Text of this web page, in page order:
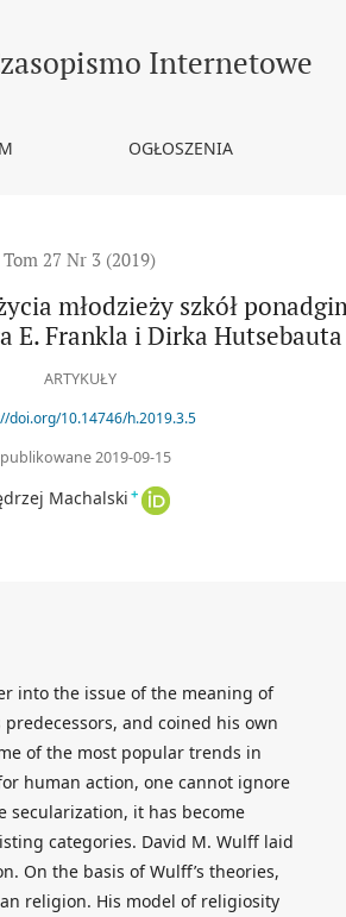
w Poznaniu w
Internetowe
OGŁOSZENIA
Tom 27 Nr 3 (2019)
młodzieży szkół
E. Frankla i Dirka Hutsebauta
ARTYKUŁY
doi.org/10.14746/h.2019.3.5
2019-09-15
Machalski +
into the issue of the meaning of
and coined his own
of the most popular trends in
human action, one cannot ignore
secularization, it has become
categories. David M. Wulff laid
On the basis of Wulff’s theories,
religion. His model of religiosity